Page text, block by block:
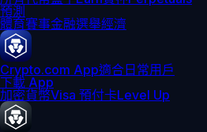
預測
體育賽事金融選舉經濟
Crypto.com App適合日常用戶
下載 App
加密貨幣Visa 預付卡Level Up